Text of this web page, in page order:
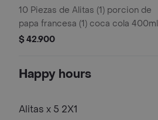
10 Piezas de Alitas (1) porcion de
papa francesa (1) coca cola 400ml
$ 42.900
Happy hours
Alitas x 5 2X1